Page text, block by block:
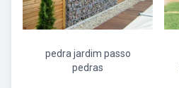
pedra jardim passo
pedras